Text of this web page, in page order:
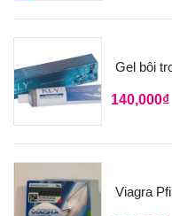
Gel bôi
140,000₫
Viagra